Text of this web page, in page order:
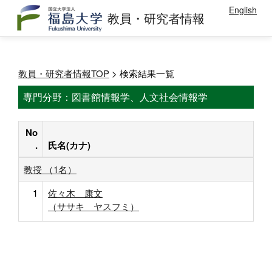
教員・研究者情報 English
教員・研究者情報TOP > 検索結果一覧
専門分野：図書館情報学、人文社会情報学
No
.
氏名(カナ)
教授 （1名）
1
佐々木 康文
（ササキ ヤスフミ）